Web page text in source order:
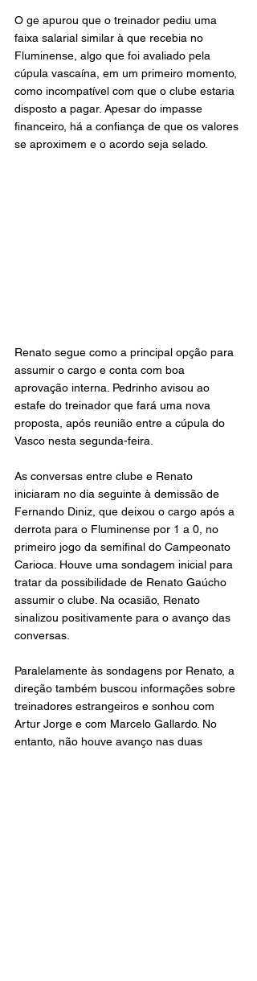
O ge apurou que o treinador pediu uma
faixa salarial similar à que recebia no
Fluminense, algo que foi avaliado pela
cúpula vascaína, em um primeiro momento,
como incompatível com que o clube estaria
disposto a pagar. Apesar do impasse
financeiro, há a confiança de que os valores
se aproximem e o acordo seja selado.
Renato segue como a principal opção para
assumir o cargo e conta com boa
aprovação interna. Pedrinho avisou ao
estafe do treinador que fará uma nova
proposta, após reunião entre a cúpula do
Vasco nesta segunda-feira.
As conversas entre clube e Renato
iniciaram no dia seguinte à demissão de
Fernando Diniz, que deixou o cargo após a
derrota para o Fluminense por 1 a 0, no
primeiro jogo da semifinal do Campeonato
Carioca. Houve uma sondagem inicial para
tratar da possibilidade de Renato Gaúcho
assumir o clube. Na ocasião, Renato
sinalizou positivamente para o avanço das
conversas.
Paralelamente às sondagens por Renato, a
direção também buscou informações sobre
treinadores estrangeiros e sonhou com
Artur Jorge e com Marcelo Gallardo. No
entanto, não houve avanço nas duas